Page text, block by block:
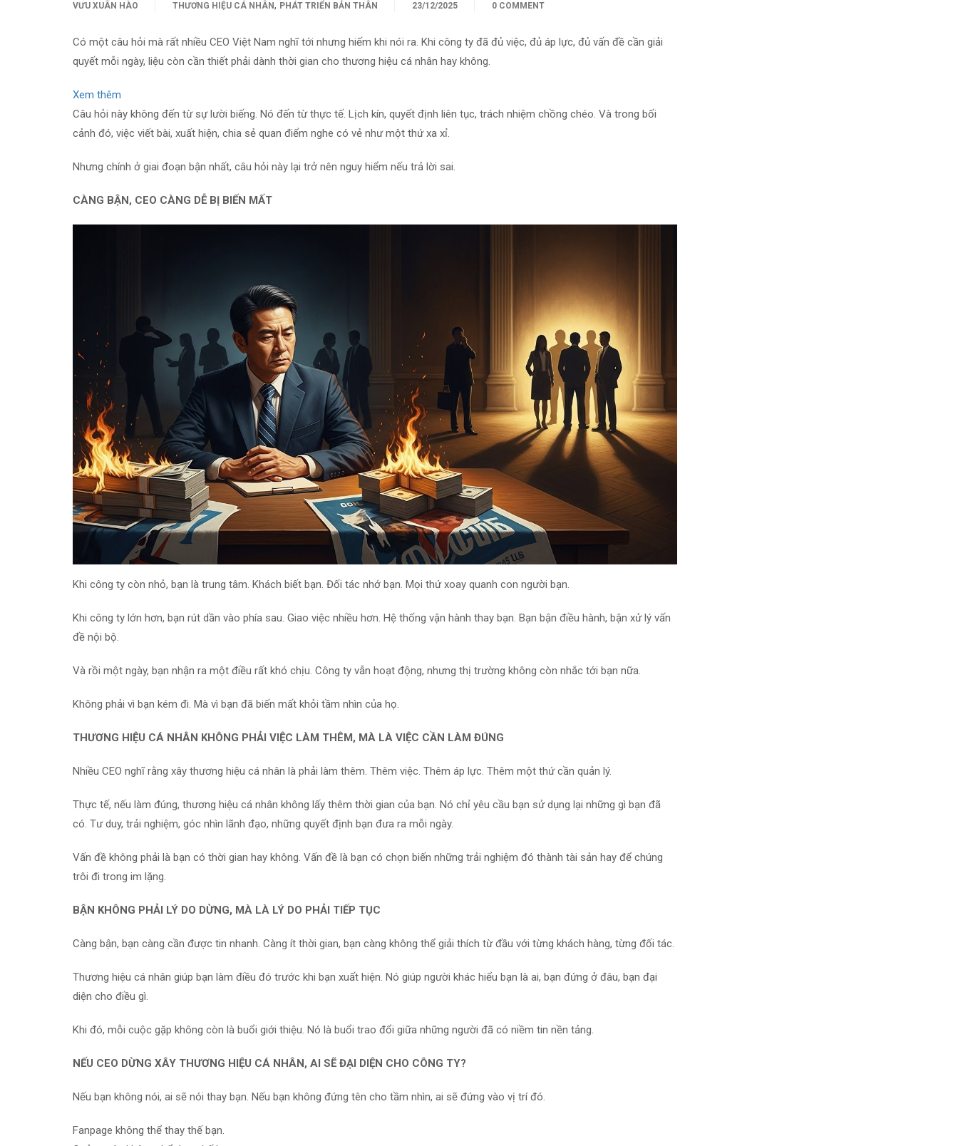
VƯU XUÂN HÀO
THƯƠNG HIỆU CÁ NHÂN, PHÁT TRIỂN BẢN THÂN
23/12/2025
0 COMMENT
Có một câu hỏi mà rất nhiều CEO Việt Nam nghĩ tới nhưng hiếm khi nói ra. Khi công ty đã đủ việc, đủ áp lực, đủ vấn đề cần giải
quyết mỗi ngày, liệu còn cần thiết phải dành thời gian cho thương hiệu cá nhân hay không.
Xem thêm
Câu hỏi này không đến từ sự lười biếng. Nó đến từ thực tế. Lịch kín, quyết định liên tục, trách nhiệm chồng chéo. Và trong bối
cảnh đó, việc viết bài, xuất hiện, chia sẻ quan điểm nghe có vẻ như một thứ xa xỉ.
Nhưng chính ở giai đoạn bận nhất, câu hỏi này lại trở nên nguy hiểm nếu trả lời sai.
CÀNG BẬN, CEO CÀNG DỄ BỊ BIẾN MẤT
Khi công ty còn nhỏ, bạn là trung tâm. Khách biết bạn. Đối tác nhớ bạn. Mọi thứ xoay quanh con người bạn.
Khi công ty lớn hơn, bạn rút dần vào phía sau. Giao việc nhiều hơn. Hệ thống vận hành thay bạn. Bạn bận điều hành, bận xử lý vấn
đề nội bộ.
Và rồi một ngày, bạn nhận ra một điều rất khó chịu. Công ty vẫn hoạt động, nhưng thị trường không còn nhắc tới bạn nữa.
Không phải vì bạn kém đi. Mà vì bạn đã biến mất khỏi tầm nhìn của họ.
THƯƠNG HIỆU CÁ NHÂN KHÔNG PHẢI VIỆC LÀM THÊM, MÀ LÀ VIỆC CẦN LÀM ĐÚNG
Nhiều CEO nghĩ rằng xây thương hiệu cá nhân là phải làm thêm. Thêm việc. Thêm áp lực. Thêm một thứ cần quản lý.
Thực tế, nếu làm đúng, thương hiệu cá nhân không lấy thêm thời gian của bạn. Nó chỉ yêu cầu bạn sử dụng lại những gì bạn đã
có. Tư duy, trải nghiệm, góc nhìn lãnh đạo, những quyết định bạn đưa ra mỗi ngày.
Vấn đề không phải là bạn có thời gian hay không. Vấn đề là bạn có chọn biến những trải nghiệm đó thành tài sản hay để chúng
trôi đi trong im lặng.
BẬN KHÔNG PHẢI LÝ DO DỪNG, MÀ LÀ LÝ DO PHẢI TIẾP TỤC
Càng bận, bạn càng cần được tin nhanh. Càng ít thời gian, bạn càng không thể giải thích từ đầu với từng khách hàng, từng đối tác.
Thương hiệu cá nhân giúp bạn làm điều đó trước khi bạn xuất hiện. Nó giúp người khác hiểu bạn là ai, bạn đứng ở đâu, bạn đại
diện cho điều gì.
Khi đó, mỗi cuộc gặp không còn là buổi giới thiệu. Nó là buổi trao đổi giữa những người đã có niềm tin nền tảng.
NẾU CEO DỪNG XÂY THƯƠNG HIỆU CÁ NHÂN, AI SẼ ĐẠI DIỆN CHO CÔNG TY?
Nếu bạn không nói, ai sẽ nói thay bạn. Nếu bạn không đứng tên cho tầm nhìn, ai sẽ đứng vào vị trí đó.
Fanpage không thể thay thế bạn.